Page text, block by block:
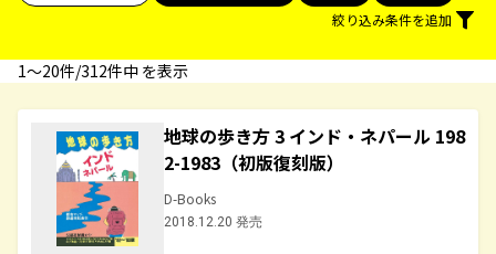
絞り込み条件を追加
1〜20件/312件中 を表示
地球の歩き方 3 インド・ネパール 198
2-1983（初版復刻版）
D-Books
2018.12.20 発売